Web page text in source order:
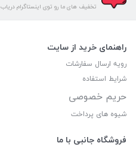
تخفیف های ما رو توی اینستاگرام دریاب
راهنمای خرید از سایت
رویه ارسال سفارشات
شرایط استفاده
حریم خصوصی
شیوه های پرداخت
فروشگاه جانبی با ما